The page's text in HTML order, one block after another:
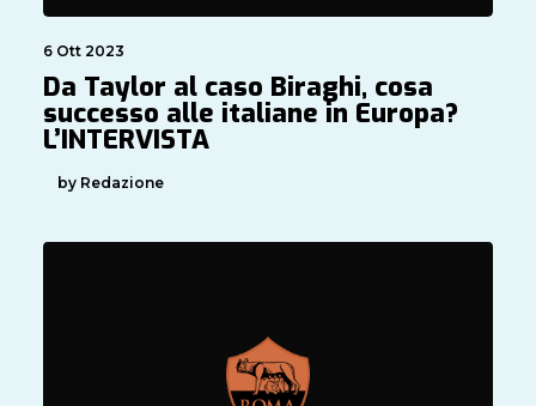
6 Ott 2023
Da Taylor al caso Biraghi, cosa 
successo alle italiane in Europa?
L’INTERVISTA
by Redazione